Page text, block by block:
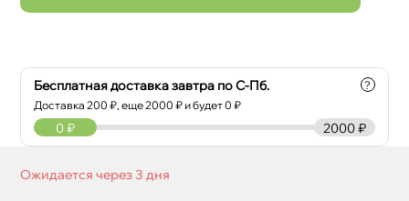
Бесплатная доставка завтра по С-Пб.
Доставка200 ₽, еще2000 ₽ и будет 0 ₽
?
2000 ₽
0 ₽
Ожидается через 3 дня